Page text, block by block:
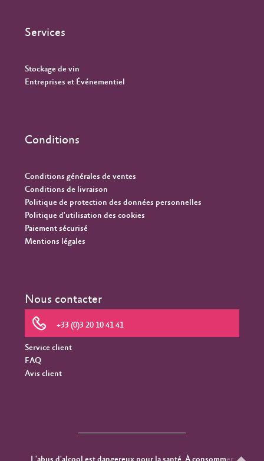
Services
Stockage de vin
Entreprises et Événementiel
Conditions
Conditions générales de ventes
Conditions de livraison
Politique de protection des données personnelles
Politique d'utilisation des cookies
Paiement sécurisé
Mentions légales
Nous contacter
+33 (0)3 20 10 41 41
Service client
FAQ
Avis client